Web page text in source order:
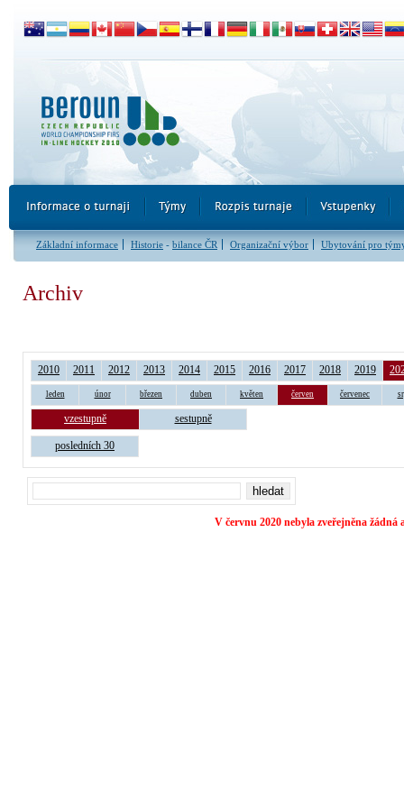
Základní informace Historie - bilance ČR Organizační výbor Ubytování pro
Archiv
2010 2011 2012 2013 2014 2015 2016 2017 2018 2019
leden únor březen duben květen červen červenec
vzestupně sestupně
posledních 30
V červnu 2020 nebyla zveřejněna žádná